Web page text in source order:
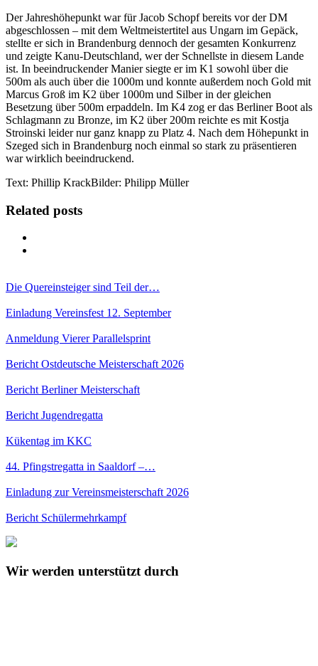
Der Jahreshöhepunkt war für Jacob Schopf bereits vor der DM
abgeschlossen – mit dem Weltmeistertitel aus Ungarn im Gepäck,
stellte er sich in Brandenburg dennoch der gesamten Konkurrenz
und zeigte Kanu-Deutschland, wer der Schnellste in diesem Lande
ist. In beeindruckender Manier siegte er im K1 sowohl über die
500m als auch über die 1000m und konnte außerdem noch Gold mit
Marcus Groß im K2 über 1000m und Silber in der gleichen
Besetzung über 500m erpaddeln. Im K4 zog er das Berliner Boot als
Schlagmann zu Bronze, im K2 über 200m reichte es mit Kostja
Stroinski leider nur ganz knapp zu Platz 4. Nach dem Höhepunkt in
Szeged sich in Brandenburg noch einmal so stark zu präsentieren
war wirklich beeindruckend.
Text: Phillip KrackBilder: Philipp Müller
Related posts
Die Quereinsteiger sind Teil der…
Einladung Vereinsfest 12. September
Anmeldung Vierer Parallelsprint
Bericht Ostdeutsche Meisterschaft 2026
Bericht Berliner Meisterschaft
Bericht Jugendregatta
Kükentag im KKC
44. Pfingstregatta in Saaldorf –…
Einladung zur Vereinsmeisterschaft 2026
Bericht Schülermehrkampf
Wir werden unterstützt durch